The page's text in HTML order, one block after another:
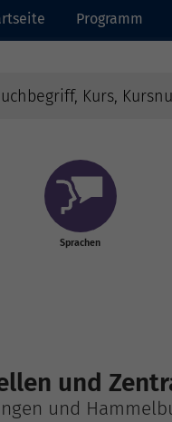
Programm
Sprachen
und
und